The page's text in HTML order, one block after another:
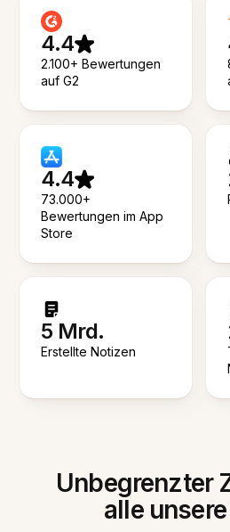
4.4
2.100+ Bewertungen
auf G2
4.4
73.000+
Bewertungen im App
Store
5 Mrd.
Erstellte Notizen
Unbegrenzter
alle